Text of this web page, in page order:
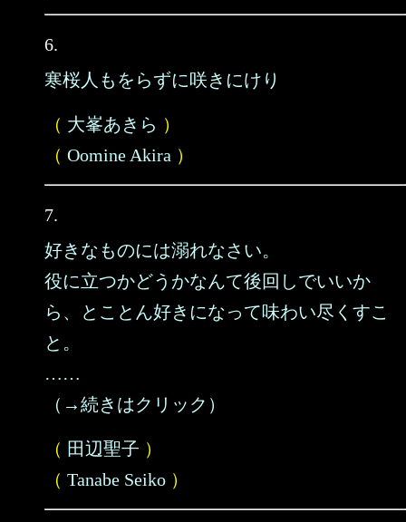
6.
寒桜人もをらずに咲きにけり
（ 大峯あきら ）
（ Oomine Akira ）
7.
好きなものには溺れなさい。
役に立つかどうかなんて後回しでいいか
ら、とことん好きになって味わい尽くすこ
と。
……
（→続きはクリック）
（ 田辺聖子 ）
（ Tanabe Seiko ）